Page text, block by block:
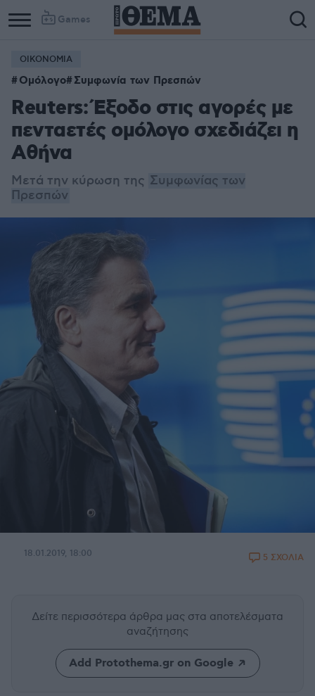
Games
ΟΙΚΟΝΟΜΙΑ
Ομόλογο Συμφωνία των Πρεσπών
Reuters: Έξοδο στις αγορές με
πενταετές ομόλογο σχεδιάζει η
Αθήνα
Μετά την κύρωση της Συμφωνίας των
Πρεσπών
18.01.2019, 18:00 5 ΣΧΟΛΙΑ
Δείτε περισσότερα άρθρα μας στα αποτελέσματα
αναζήτησης
Add Protothema.gr on Google